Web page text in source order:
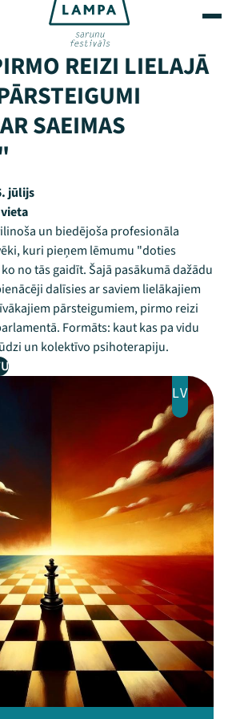
REIZI LIELAJĀ
SAEIMAS
jūlijs
un biedējoša profesionāla
kuri pieņem lēmumu "doties
no tās gaidīt. Šajā pasākumā dažādu
dalīsies ar saviem lielākajiem
pārsteigumiem, pirmo reizi
Formāts: kaut kas pa vidu
un kolektīvo psihoterapiju.
LV